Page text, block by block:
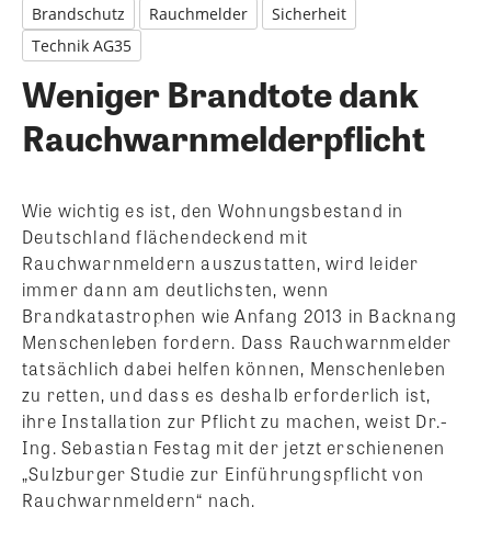
Brandschutz Rauchmelder
Sicherheit
Technik AG35
Weniger Brandtote dank
Rauchwarnmelderpflicht
Wie wichtig es ist, den Wohnungsbestand in
Deutschland flächendeckend mit
Rauchwarnmeldern auszustatten, wird leider
immer dann am deutlichsten, wenn
Brandkatastrophen wie Anfang 2013 in Backnang
Menschenleben fordern. Dass Rauchwarnmelder
tatsächlich dabei helfen können, Menschenleben
zu retten, und dass es deshalb erforderlich ist,
ihre Installation zur Pflicht zu machen, weist Dr.-
Ing. Sebastian Festag mit der jetzt erschienenen
„Sulzburger Studie zur Einführungspflicht von
Rauchwarnmeldern“ nach.